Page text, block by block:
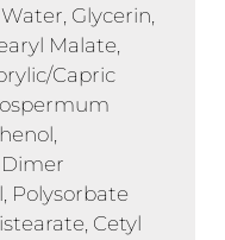
Glycerin,
Malate,
Capric
Polysorbate
Cetyl